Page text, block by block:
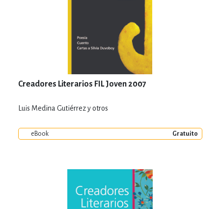
Creadores Literarios FIL Joven 2007
Luis Medina Gutiérrez y otros
eBook Gratuito